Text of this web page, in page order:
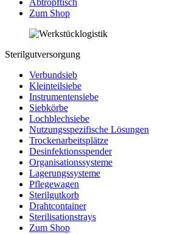
Zum Shop
Sterilgutversorgung
Verbundsieb
Kleinteilsiebe
Instrumentensiebe
Siebkörbe
Lochblechsiebe
Nutzungsspezifische Lösungen
Trockenarbeitsplätze
Desinfektionsspender
Organisationssysteme
Lagerungssysteme
Pflegewagen
Sterilgutkorb
Drahtcontainer
Sterilisationstrays
Zum Shop